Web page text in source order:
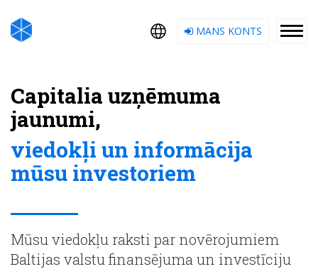
MANS KONTS
Capitalia uzņēmuma
jaunumi,
viedokļi un informācija
mūsu investoriem
Mūsu viedokļu raksti par novērojumiem
Baltijas valstu finansējuma un investīciju